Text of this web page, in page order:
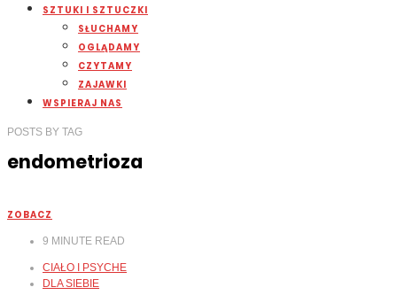
SZTUKI I SZTUCZKI
SŁUCHAMY
OGLĄDAMY
CZYTAMY
ZAJAWKI
WSPIERAJ NAS
POSTS BY TAG
endometrioza
ZOBACZ
9 MINUTE READ
CIAŁO I PSYCHE
DLA SIEBIE